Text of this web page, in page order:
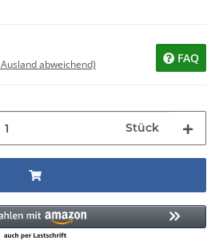
abweichend) FAQ
Stück